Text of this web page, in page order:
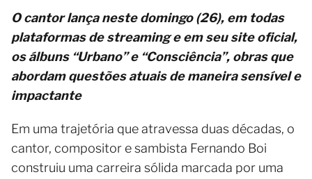
O cantor lança neste domingo (26), em todas
plataformas de streaming e em seu site oficial,
os álbuns “Urbano” e “Consciência”, obras que
abordam questões atuais de maneira sensível e
impactante
Em uma trajetória que atravessa duas décadas, o
cantor, compositor e sambista Fernando Boi
construiu uma carreira sólida marcada por uma